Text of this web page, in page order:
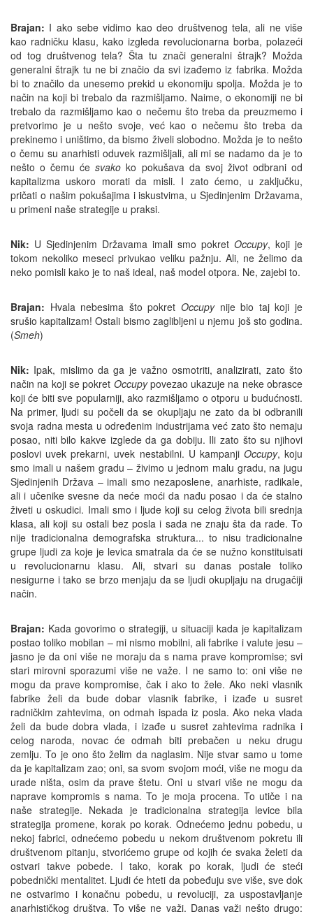
Brajan: I ako sebe vidimo kao deo društvenog tela, ali ne više
kao radničku klasu, kako izgleda revolucionarna borba, polazeći
od tog društvenog tela? Šta tu znači generalni štrajk? Možda
generalni štrajk tu ne bi značio da svi izađemo iz fabrika. Možda
bi to značilo da unesemo prekid u ekonomiju spolja. Možda je to
način na koji bi trebalo da razmišljamo. Naime, o ekonomiji ne bi
trebalo da razmišljamo kao o nečemu što treba da preuzmemo i
pretvorimo je u nešto svoje, već kao o nečemu što treba da
prekinemo i uništimo, da bismo živeli slobodno. Možda je to nešto
o čemu su anarhisti oduvek razmišljali, ali mi se nadamo da je to
nešto o čemu ćesvako ko pokušava da svoj život odbrani od
kapitalizma uskoro morati da misli. I zato ćemo, u zaključku,
pričati o našim pokušajima i iskustvima, u Sjedinjenim Državama,
u primeni naše strategije u praksi.
Nik: U Sjedinjenim Državama imali smo pokret Occupy, koji je
tokom nekoliko meseci privukao veliku pažnju. Ali, ne želimo da
neko pomisli kako je to naš ideal, naš model otpora. Ne, zajebi to.
Brajan: Hvala nebesima što pokret Occupynije bio taj koji je
srušio kapitalizam! Ostali bismo zaglibljeni u njemu još sto godina.
(Smeh)
Nik: Ipak, mislimo da ga je važno osmotriti, analizirati, zato što
način na koji se pokret Occupypovezao ukazuje na neke obrasce
koji će biti sve popularniji, ako razmišljamo o otporu u budućnosti.
Na primer, ljudi su počeli da se okupljaju ne zato da bi odbranili
svoja radna mesta u određenim industrijama već zato što nemaju
posao, niti bilo kakve izglede da ga dobiju. Ili zato što su njihovi
poslovi uvek prekarni, uvek nestabilni. U kampanji Occupy, koju
smo imali u našem gradu – živimo u jednom malu gradu, na jugu
Sjedinjenih Država – imali smo nezaposlene, anarhiste, radikale,
ali i učenike svesne da neće moći da nađu posao i da će stalno
živeti u oskudici. Imali smo i ljude koji su celog života bili srednja
klasa, ali koji su ostali bez posla i sada ne znaju šta da rade. To
nije tradicionalna demografska struktura... to nisu tradicionalne
grupe ljudi za koje je levica smatrala da će se nužno konstituisati
u revolucionarnu klasu. Ali, stvari su danas postale toliko
nesigurne i tako se brzo menjaju da se ljudi okupljaju na drugačiji
način.
Brajan: Kada govorimo o strategiji, u situaciji kada je kapitalizam
postao toliko mobilan – mi nismo mobilni, ali fabrike i valute jesu –
jasno je da oni više ne moraju da s nama prave kompromise; svi
stari mirovni sporazumi više ne važe. I ne samo to: oni više ne
mogu da prave kompromise, čak i ako to žele. Ako neki vlasnik
fabrike želi da bude dobar vlasnik fabrike, i izađe u susret
radničkim zahtevima, on odmah ispada iz posla. Ako neka vlada
želi da bude dobra vlada, i izađe u susret zahtevima radnika i
celog naroda, novac će odmah biti prebačen u neku drugu
zemlju. To je ono što želim da naglasim. Nije stvar samo u tome
da je kapitalizam zao; oni, sa svom svojom moći, više ne mogu da
urade ništa, osim da prave štetu. Oni u stvari više ne mogu da
naprave kompromis s nama. To je moja procena. To utiče i na
naše strategije. Nekada je tradicionalna strategija levice bila
strategija promene, korak po korak. Odnećemo jednu pobedu, u
nekoj fabrici, odnećemo pobedu u nekom društvenom pokretu ili
društvenom pitanju, stvorićemo grupe od kojih će svaka želeti da
ostvari takve pobede. I tako, korak po korak, ljudi će steći
pobednički mentalitet. Ljudi će hteti da pobeđuju sve više, sve dok
ne ostvarimo i konačnu pobedu, u revoluciji, za uspostavljanje
anarhističkog društva. To više ne važi. Danas važi nešto drugo: